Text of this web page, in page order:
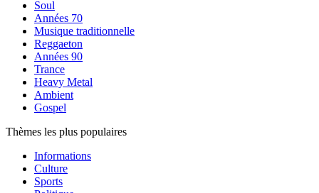
Soul
Années 70
Musique traditionnelle
Reggaeton
Années 90
Trance
Heavy Metal
Ambient
Gospel
Thèmes les plus populaires
Informations
Culture
Sports